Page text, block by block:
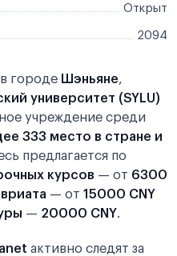
Открыт
2094
в городе Шэньяне,
университет (SYLU)
учреждение среди
333 место в стране и
предлагается по
курсов — от 6300
— от 15000 CNY
— 20000 CNY.
активно следят за